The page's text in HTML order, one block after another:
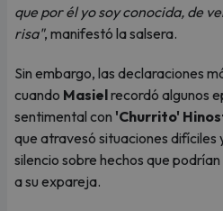
que por él yo soy conocida, de
risa", manifestó la salsera.
Sin embargo, las declaraciones
cuando Masielrecordó algunos
sentimental con 'Churrito'
que atravesó situaciones difíciles
silencio sobre hechos que
a su expareja.